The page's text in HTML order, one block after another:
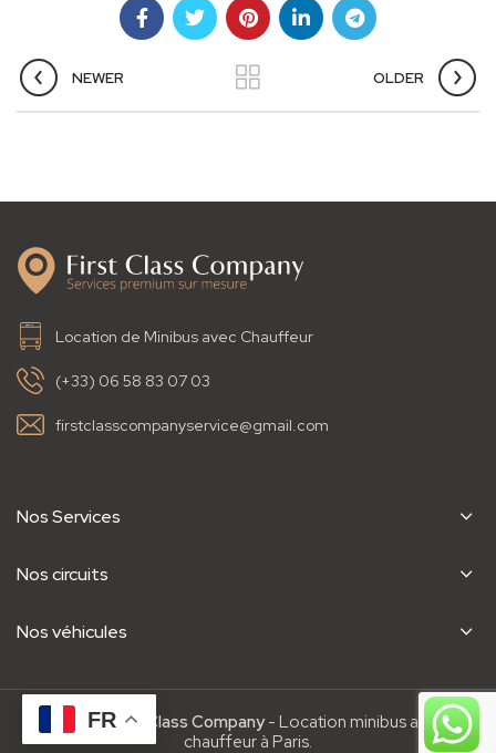
NEWER OLDER
Location de Minibus avec Chauffeur
(+33) 06 58 83 07 03
firstclasscompanyservice@gmail.com
Nos Services
Nos circuits
Nos véhicules
2022First Class Company- Location minibus avec
chauffeur à Paris.
FR